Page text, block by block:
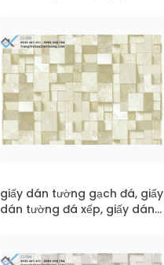
giấy dán tường gạch đá, giấy
dán tường đá xếp, giấy dán